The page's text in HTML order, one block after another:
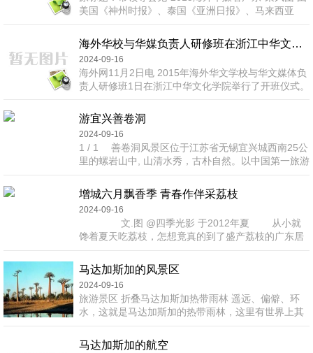
粤东古城揭阳，并给予宣传和推广。 ...
美国《神州时报》、泰国《亚洲日报》、马来西亚
外华媒看广东”采风团，到我市报道省第六届粤东侨博
会盛况。昨天上午，副市长余鸿纯会见采风团一行。
余鸿纯对采风团一行的到来表示欢迎，对大家多年来
关心支持潮州发展表示感谢。她说，近年来，潮州在
交通建设、园区建设、城市建设等方面都实现新突
海外华校与华媒负责人研修班在浙江中华文化学院开班
2024-09-16
海外网11月2日电 2015年海外华文学校与华文媒体负
责人研修班1日在浙江中华文化学院举行了开班仪式。
记、常务副院长蒋学基和浙江中华文化学院文化交流
处处长张建伟等出席了开班式并作重要讲话。 研修班
为期5天，根据班次特点、教学目的和学员需求，特别
安排了特色鲜明、针对性强的课程――上海浦东干部
学院教授王石泉将作《中华文化的现代化与国际传
游宜兴善卷洞
2024-09-16
1 / 1 善卷洞风景区位于江苏省无锡宜兴城西南25公
里的螺岩山中, 山清水秀，古朴自然。以中国第一旅游
家AAAA级风景区、国家重点风景名胜区、梁山伯祝英
台之乡、中国旅游文化示范地。报载说：因它的天然
灵秀而美丽诱人，又因它深厚文化背景而绚丽夺目。
...
增城六月飘香季 青春作伴采荔枝
2024-09-16
文.图 @四季光影 于2012年夏 从小就
馋着夏天吃荔枝，怎想竟真的到了盛产荔枝的广东居
城采一回荔枝、捧着肚皮吃一次啦！都说增城的荔枝
品种很多，它们的名字都有着一段的故事。妃子笑、
桂味、挂绿、糯米糍、三月红、淮枝...... 其实这
么多的品种里，我所熟知的就只有妃子笑了，其他的
都还是去增城的路上一路听到的。熟悉妃子笑...
马达加斯加的风景区
2024-09-16
旅游景区 折叠马达加斯加热带雨林 遥远、偏僻、环
水，这就是马达加斯加的热带雨林，这里有世界上其
嘶嘶声的蟑螂和12种狐猴，包括罕见的金色狐猴。你
马达加斯加的航空